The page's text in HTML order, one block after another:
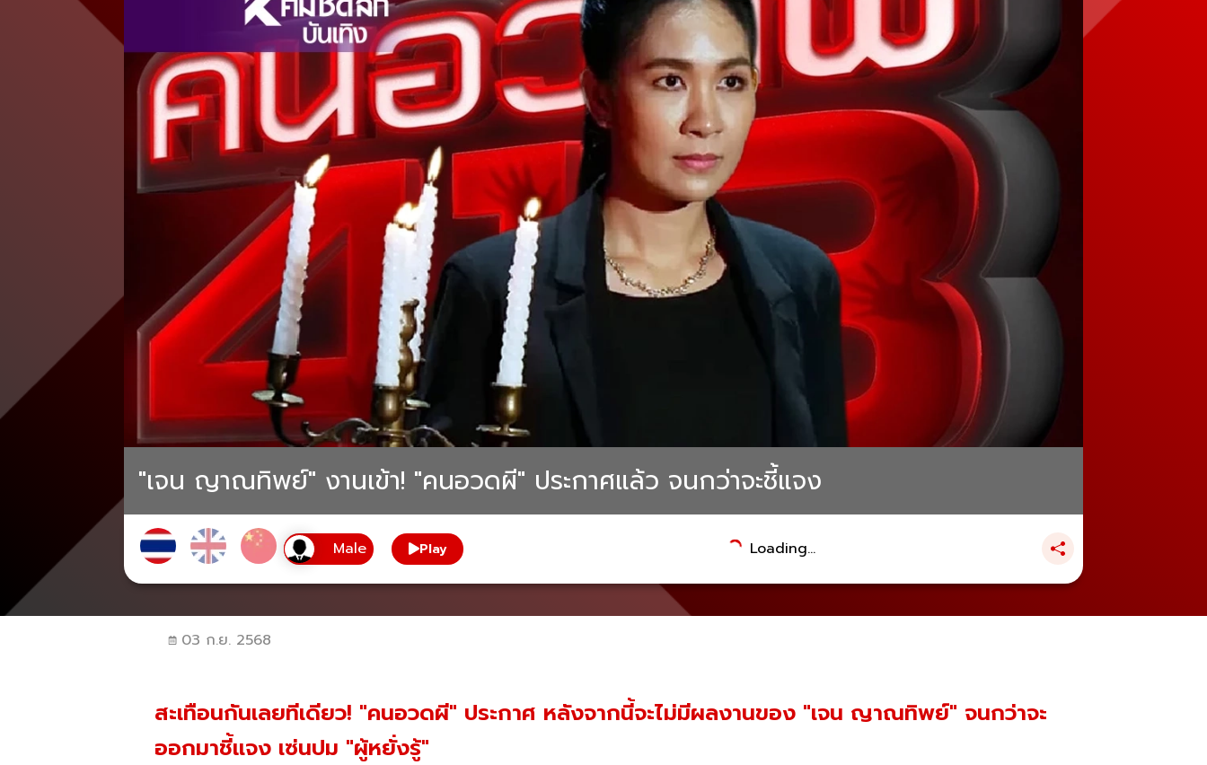
"เจน ญาณทิพย์" งานเข้า! "คนอวดผี" ประกาศแล้ว จนกว่าจะชี้แจง
Play Loading...
03 ก.ย. 2568
สะเทือนกันเลยทีเดียว! "คนอวดผี" ประกาศ หลังจากนี้จะไม่มีผลงานของ "เจน ญาณทิพย์" จนกว่าจะ
ออกมาชี้แจง เซ่นปม "ผู้หยั่งรู้"